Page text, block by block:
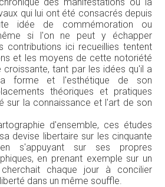
qui lui ont été consacrés depuis
idée de commémoration ou
si l'on ne peut y échapper
contributions ici recueillies tentent
et les moyens de cette notoriété
tant par les idées qu'il a
forme et l'esthétique de son
théoriques et pratiques
sur la connaissance et l'art de son
d'ensemble, ces études
devise libertaire sur les cinquante
s'appuyant sur ses propres
en prenant exemple sur un
chaque jour à concilier
dans un même souffle.